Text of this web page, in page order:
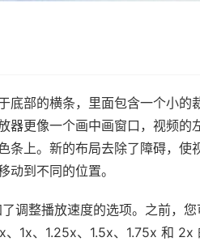
底部的横条，里面包含一个小
器更像一个画中画窗口，视频
条上。新的布局去除了障碍，
动到不同的位置。
调整播放速度的选项。之前，
1x、1.25x、1.5x、1.75x 和 2x